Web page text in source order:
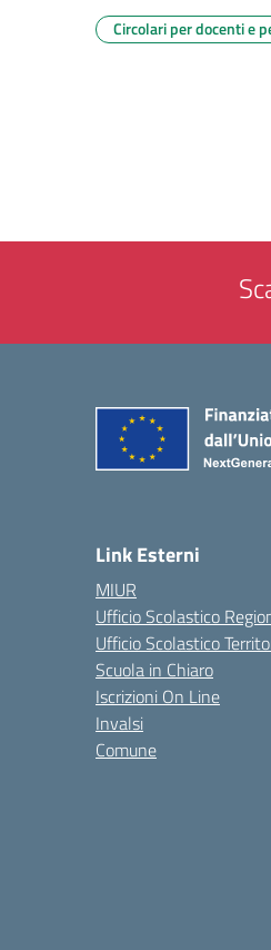
Circolari per docenti e
Link Esterni
MIUR
Ufficio Scolastico
Ufficio Scolastico
Scuola in Chiaro
Iscrizioni On Line
Invalsi
Comune